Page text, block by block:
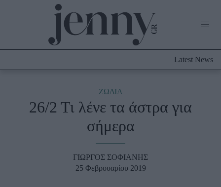
Culture
Fashion
Latest News
ΖΩΔΙΑ
26/2 Τι λένε τα άστρα για
σήμερα
ΓΙΩΡΓΟΣ ΣΟΦΙΑΝΗΣ
25 Φεβρουαρίου 2019